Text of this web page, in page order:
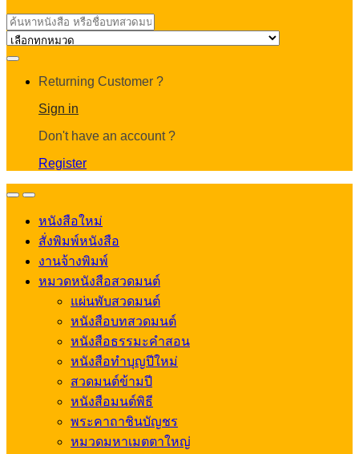
Search
for:
Returning Customer ?
Sign in
Don't have an account ?
Register
OpenClose
หนังสือใหม่
สั่งพิมพ์หนังสือ
งานจ้างพิมพ์
หมวดหนังสือสวดมนต์
แผ่นพับสวดมนต์
หนังสือบทสวดมนต์
หนังสือธรรมะคำสอน
หนังสือทำบุญปีใหม่
สวดมนต์ข้ามปี
หนังสือมนต์พิธี
พระคาถาชินบัญชร
หมวดมหาเมตตาใหญ่